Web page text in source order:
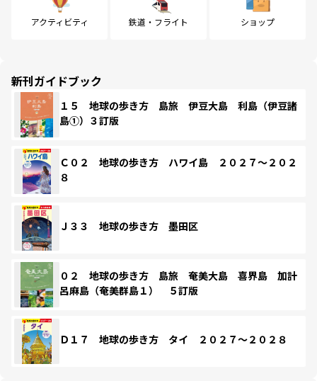
アクティビティ 鉄道・フライト ショップ
新刊ガイドブック
１５ 地球の歩き方 島旅 伊豆大島 利島（伊豆諸
島①）３訂版
Ｃ０２ 地球の歩き方 ハワイ島 ２０２７～２０２
８
Ｊ３３ 地球の歩き方 墨田区
０２ 地球の歩き方 島旅 奄美大島 喜界島 加計
呂麻島（奄美群島１） ５訂版
Ｄ１７ 地球の歩き方 タイ ２０２７～２０２８